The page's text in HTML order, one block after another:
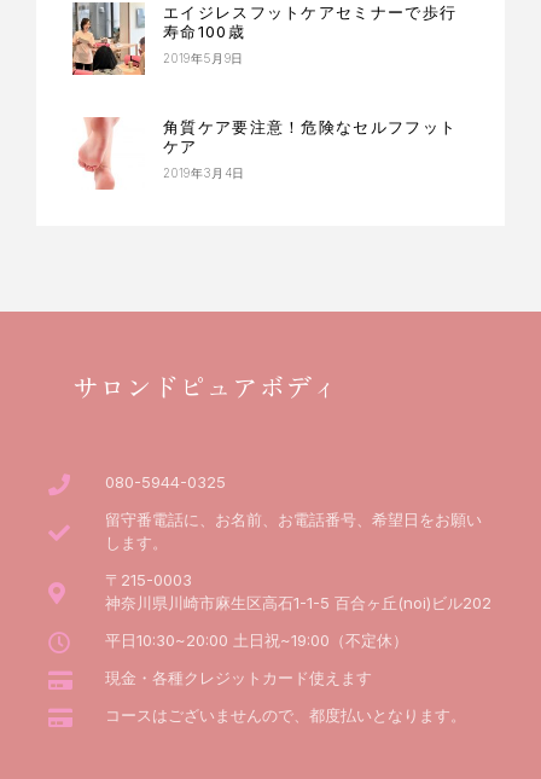
エイジレスフットケアセミナーで歩行
寿命100歳
2019年5月9日
角質ケア要注意！危険なセルフフット
ケア
2019年3月4日
サロンドピュアボディ
080-5944-0325
留守番電話に、お名前、お電話番号、希望日をお願い
します。
〒215-0003
神奈川県川崎市麻生区高石1-1-5 百合ヶ丘(noi)ビル202
平日10:30~20:00 土日祝~19:00（不定休）
現金・各種クレジットカード使えます
コースはございませんので、都度払いとなります。